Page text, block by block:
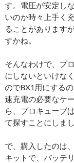
す。電圧が安定し
いのか時々上手く
ることがあります
すかね。
そんなわけで、プ
にしないといけな
のでBX1用にする
速充電の必要なケ
ら、プロキューブ
て探すことにしまし
で、購入したのは
キットで、バッテ